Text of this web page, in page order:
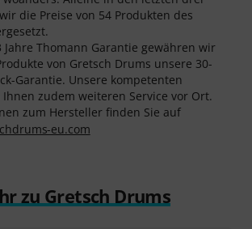
die Preise von 54 Produkten des
Thomann Garantie gewähren wir
von Gretsch Drums unsere 30-
Garantie. Unsere kompetenten
zudem weiteren Service vor Ort.
zum Hersteller finden Sie auf
eu.com
zu Gretsch Drums